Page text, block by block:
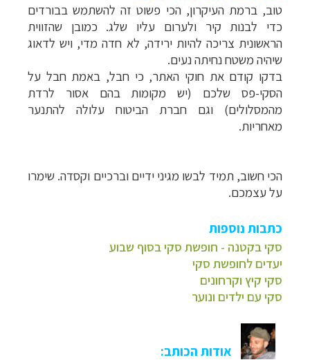
טוב, ברמת העיקרון, הכי פשוט זה להשתמש בבורדים
כדי לבנות קיר ולערום עליו שלג. כמובן שהזווית
הראשונית צריכה להיות ירידה, לא חדה מדי, ויש לדאוג
שיהיה משטח נחיתה נעים.
בדקו קודם את חוקי האתר, כי חבל, באמת חבל על
הסקי-פס שלכם (יש מקומות בהם אסור לרדת
מהמסלולים) וגם חברת הביטוח עלולה להתנער
מאחריות.
הכי חשוב, תמיד לבשו מגיני ידיים וברכיים וקסדה. שימרו
על עצמכם.
כתבות נוספות
סקי בקטנה - חופשת סקי בסוף שבוע
יעדים לחופשת סקי
סקי קיץ וקרחונים
סקי עם ילדים ונוער
אודות הכותב: